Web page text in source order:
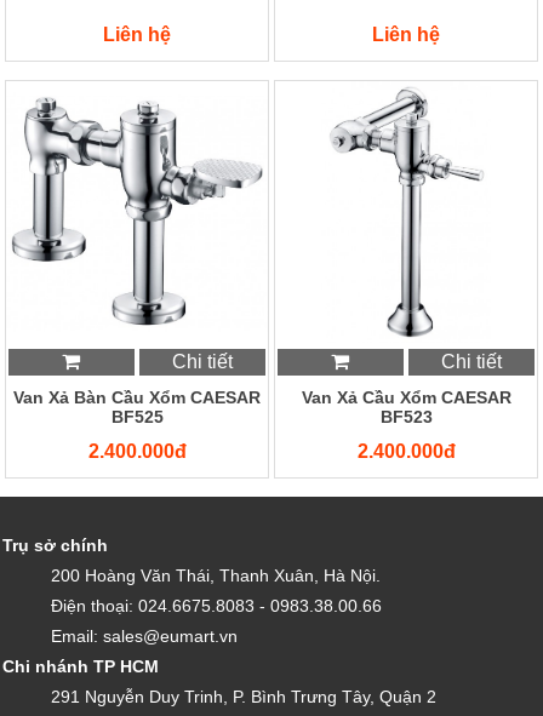
Liên hệ Liên hệ
Chi tiết
Van Xả Bàn Cầu Xổm CAESAR
BF525
2.400.000đ
Chi tiết
Van Xả Cầu Xổm CAESAR
BF523
2.400.000đ
Trụ sở chính
200 Hoàng Văn Thái, Thanh Xuân, Hà Nội.
Điện thoại: 024.6675.8083 - 0983.38.00.66
Email: sales@eumart.vn
Chi nhánh TP HCM
291 Nguyễn Duy Trinh, P. Bình Trưng Tây, Quận 2